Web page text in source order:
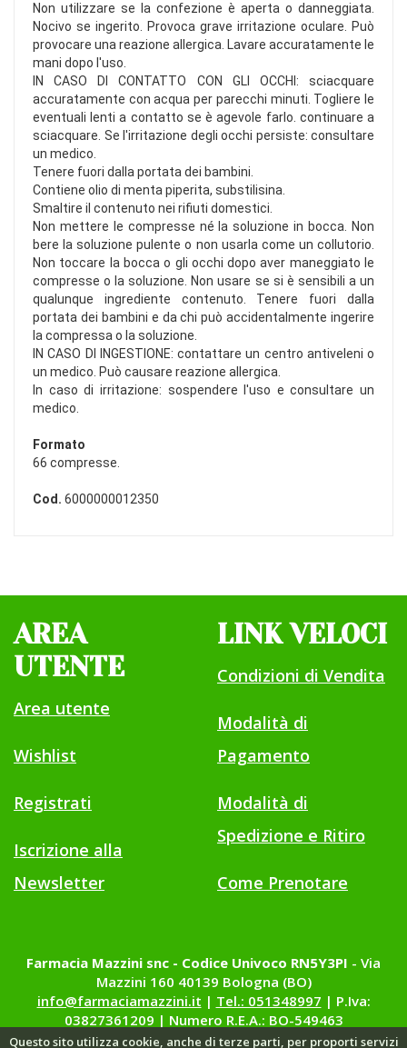
Questo sito utilizza cookie, anche di terze parti, per proporti servizi
Non utilizzare se la confezione è aperta o danneggiata.
Nocivo se ingerito. Provoca grave irritazione oculare. Può
provocare una reazione allergica. Lavare accuratamente le
mani dopo l'uso.
IN CASO DI CONTATTO CON GLI OCCHI: sciacquare
accuratamente con acqua per parecchi minuti. Togliere le
eventuali lenti a contatto se è agevole farlo. continuare a
sciacquare. Se l'irritazione degli occhi persiste: consultare
un medico.
Tenere fuori dalla portata dei bambini.
Contiene olio di menta piperita, substilisina.
Smaltire il contenuto nei rifiuti domestici.
Non mettere le compresse né la soluzione in bocca. Non
bere la soluzione pulente o non usarla come un collutorio.
Non toccare la bocca o gli occhi dopo aver maneggiato le
compresse o la soluzione. Non usare se si è sensibili a un
qualunque ingrediente contenuto. Tenere fuori dalla
portata dei bambini e da chi può accidentalmente ingerire
la compressa o la soluzione.
IN CASO DI INGESTIONE: contattare un centro antiveleni o
un medico. Può causare reazione allergica.
In caso di irritazione: sospendere l'uso e consultare un
medico.
Formato
66 compresse.
Cod. 6000000012350
AREA
UTENTE
Area utente
Wishlist
Registrati
Iscrizione alla
Newsletter
LINK VELOCI
Condizioni di Vendita
Modalità di
Pagamento
Modalità di
Spedizione e Ritiro
Come Prenotare
Farmacia Mazzini snc - Codice Univoco RN5Y3PI - Via
Mazzini 160 40139 Bologna (BO)
info@farmaciamazzini.it | Tel.: 051348997 | P.Iva:
03827361209 | Numero R.E.A.: BO-549463